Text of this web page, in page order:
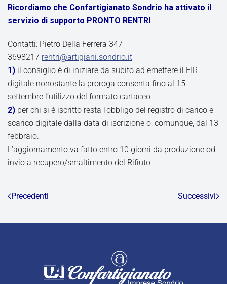
Ricordiamo che Confartigianato Sondrio ha attivato il
servizio di supporto PRONTO RENTRI
Contatti: Pietro Della Ferrera 347
3698217 rentri@artigiani.sondrio.it
1) il consiglio è di iniziare da subito ad emettere il FIR
digitale nonostante la proroga consenta fino al 15
settembre l’utilizzo del formato cartaceo
2) per chi si è iscritto resta l’obbligo del registro di carico e
scarico digitale dalla data di iscrizione o, comunque, dal 13
febbraio.
L’aggiornamento va fatto entro 10 giorni da produzione od
invio a recupero/smaltimento del Rifiuto
Precedenti Successivi